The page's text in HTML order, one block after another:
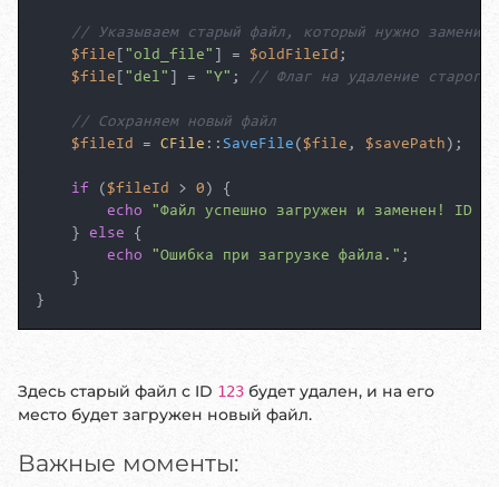
// Указываем старый файл, который нужно заменить
$file
"old_file" ] = $oldFileId ;
$file
"del" ] = "Y" ; // Флаг на удаление старого
// Сохраняем новый файл
$fileId = CFile :: SaveFile ( $file , $savePath );
if ( $fileId > 0 ) {
echo
"Файл успешно загружен и заменен! ID
    }
else {
echo
"Ошибка при загрузке файла." ;
    }
}
Здесь старый файл с ID 123 будет удален, и на его
место будет загружен новый файл.
Важные моменты: